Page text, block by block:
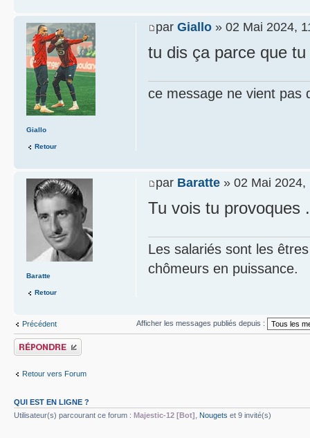
par Giallo » 02 Mai 2024,
tu dis ça parce que
ce message ne vient pas
Giallo
Retour
par Baratte » 02 Mai 2024,
Tu vois tu provoques
Les salariés sont les
chômeurs en puissance.
Baratte
Retour
Précédent Afficher les messages publiés depuis :
Publier une réponse
Retour vers Forum
QUI EST EN LIGNE ?
Utilisateur(s) parcourant ce forum : Majestic-12 [Bot] Nougets et 9 invité(s)